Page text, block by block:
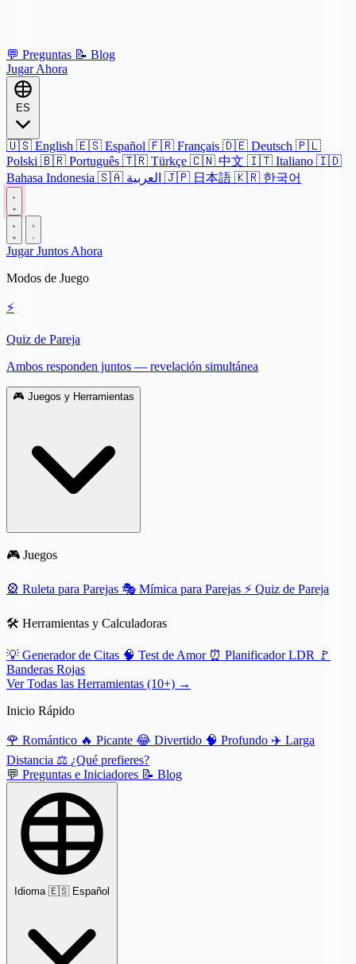
💬 Preguntas 📝 Blog
Jugar Ahora
ES
🇺🇸 English 🇪🇸 Español 🇫🇷 Français 🇩🇪 Deutsch 🇵🇱
Polski 🇧🇷 Português 🇹🇷 Türkçe 🇨🇳 中文 🇮🇹 Italiano 🇮🇩
Bahasa Indonesia 🇸🇦 🇯🇵 日本語 🇰🇷 한국어
Jugar Juntos Ahora
Modos de Juego
⚡
Quiz de Pareja
Ambos responden juntos — revelación simultánea
🎮 Juegos y Herramientas
🎮 Juegos
🎡 Ruleta para Parejas 🎭 Mímica para Parejas ⚡ Quiz de Pareja
🛠️ Herramientas y Calculadoras
💡 Generador de Citas 🧠 Test de Amor ⏰ Planificador LDR
🚩
Banderas Rojas
Ver Todas las Herramientas (10+) →
Inicio Rápido
🌹 Romántico 🔥 Picante 😂 Divertido 🧠 Profundo ✈️ Larga
Distancia ⚖️ ¿Qué prefieres?
💬 Preguntas e Iniciadores 📝 Blog
Idioma 🇪🇸 Español